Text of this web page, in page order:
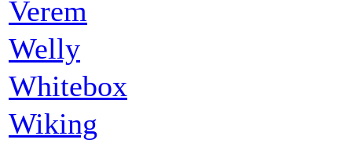
Verem
Welly
Whitebox
Wiking